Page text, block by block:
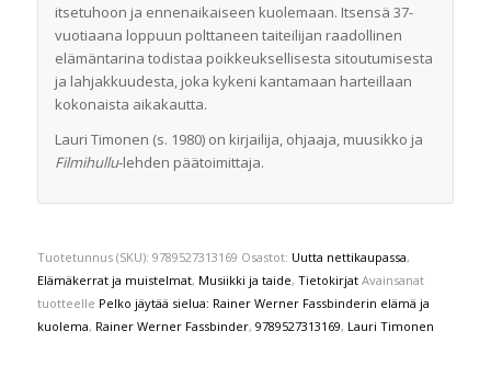
itsetuhoon ja ennenaikaiseen kuolemaan. Itsensä 37-
vuotiaana loppuun polttaneen taiteilijan raadollinen
elämäntarina todistaa poikkeuksellisesta sitoutumisesta
ja lahjakkuudesta, joka kykeni kantamaan harteillaan
kokonaista aikakautta.
Lauri Timonen (s. 1980) on kirjailija, ohjaaja, muusikko ja
Filmihullu-lehden päätoimittaja.
Tuotetunnus (SKU): 9789527313169 Osastot: Uutta nettikaupassa,
Elämäkerrat ja muistelmat, Musiikki ja taide, Tietokirjat Avainsanat
tuotteelle Pelko jäytää sielua: Rainer Werner Fassbinderin elämä ja
kuolema, Rainer Werner Fassbinder, 9789527313169, Lauri Timonen